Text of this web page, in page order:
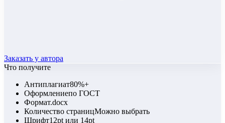
Заказать у автора
Что получите
Антиплагиат80%+
Оформлениепо ГОСТ
Формат.docx
Количество страницМожно выбрать
Шрифт12pt или 14pt